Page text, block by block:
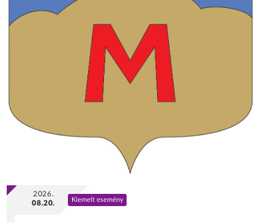
2026.
08.20.
Kiemelt esemény